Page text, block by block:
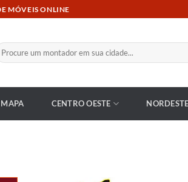
MÓVEIS ONLINE
MAPA CENTRO OESTE NORDESTE